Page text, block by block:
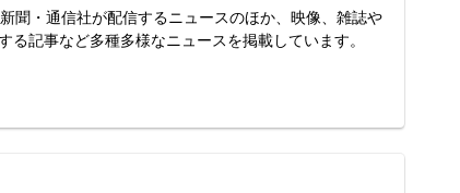
聞・通信社が配信するニュースのほか、映像、雑誌や
る記事など多種多様なニュースを掲載しています。